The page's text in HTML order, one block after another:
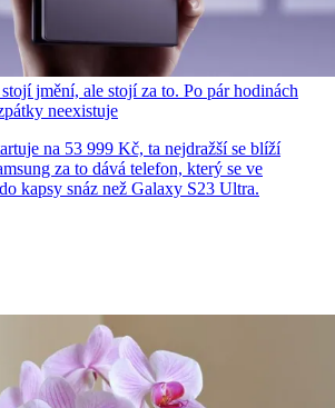
jmění, ale stojí za to. Po pár hodinách
neexistuje
na 53 999 Kč, ta nejdražší se blíží
za to dává telefon, který se ve
kapsy snáz než Galaxy S23 Ultra.